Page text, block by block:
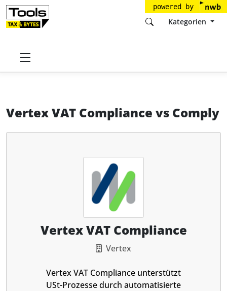
powered by
Kategorien
Startseite
Vertex VAT Compliance vs Comply
Vertex VAT Compliance
Vertex
Vertex VAT Compliance unterstützt
USt-Prozesse durch automatisierte